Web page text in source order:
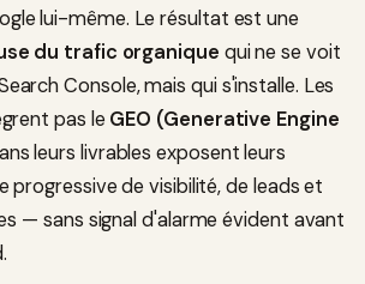
lui-même. Le résultat est une
du trafic organique qui ne se voit
Console, mais qui s'installe. Les
pas le GEO (Generative Engine
leurs livrables exposent leurs
progressive de visibilité, de leads et
— sans signal d'alarme évident avant